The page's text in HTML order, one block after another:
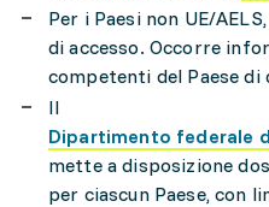
Per i Paesi non UE/
di accesso. Occorre
competenti del Paese di
Il
Dipartimento federale
mette a disposizione
per ciascun Paese, con